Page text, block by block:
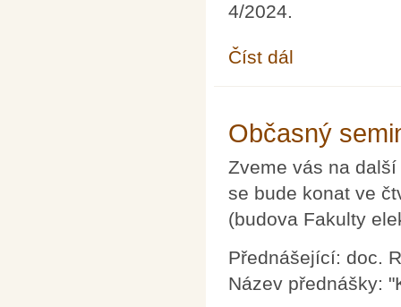
4/2024.
Číst dál
Občasný
Zveme vás na
se bude konat ve
(budova Fakulty
Přednášející: doc.
Název přednášky: